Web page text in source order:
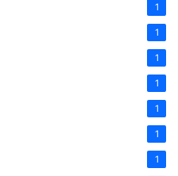
1
1
1
1
1
1
1